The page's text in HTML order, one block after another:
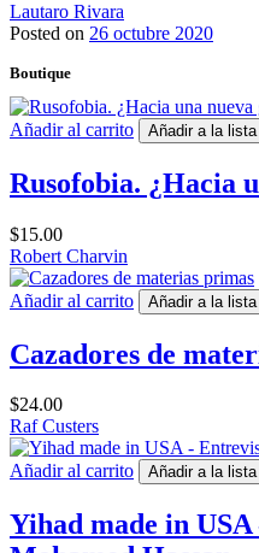
Lautaro Rivara
Posted on 26 octubre 2020
Boutique
Añadir al carrito Añadir a la
Rusofobia. ¿Hacia
$15.00
Robert Charvin
Añadir al carrito Añadir a la
Cazadores de
$24.00
Raf Custers
Añadir al carrito Añadir a la
Yihad made in